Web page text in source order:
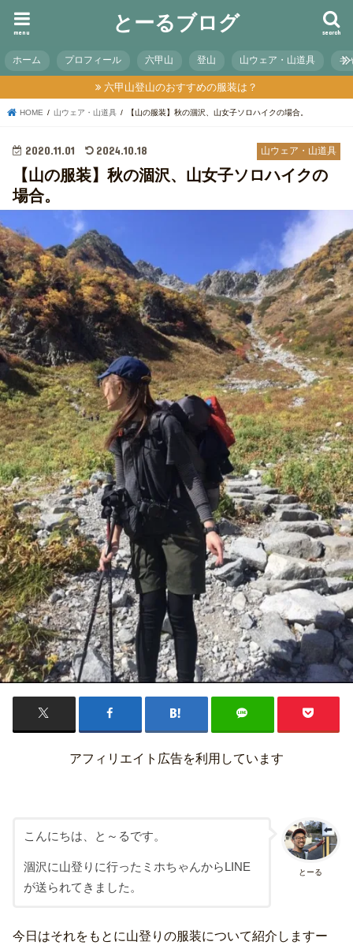
とーるブログ search
menu
ホーム プロフィール 六甲山 登山 山ウェア・山道具 キ
六甲山登山のおすすめの服装は？
HOME 山ウェア・山道具 【山の服装】秋の涸沢、山女子ソロハイクの場合。
山ウェア・山道具
2020.11.01 2024.10.18
【山の服装】秋の涸沢、山女子ソロハイクの
場合。
アフィリエイト広告を利用しています
とーる
こんにちは、と～るです。
涸沢に山登りに行ったミホちゃんからLINE
が送られてきました。
今日はそれをもとに山登りの服装について紹介しますー